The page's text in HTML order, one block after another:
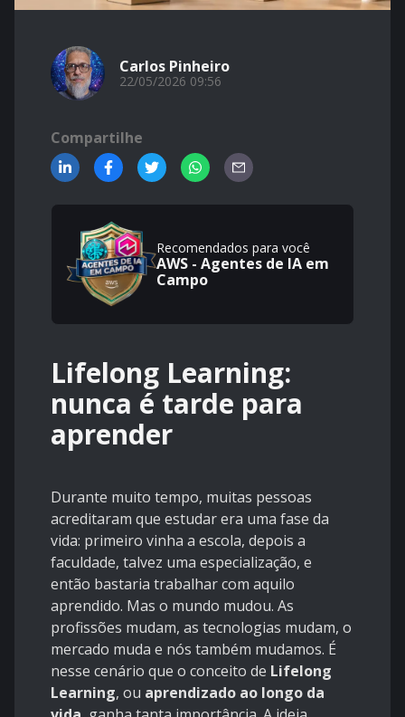
Carlos Pinheiro
22/05/2026 09:56
Compartilhe
Recomendados para você
AWS - Agentes de IA em
Campo
Lifelong Learning:
nunca é tarde para
aprender
Durante muito tempo, muitas pessoas
acreditaram que estudar era uma fase da
vida: primeiro vinha a escola, depois a
faculdade, talvez uma especialização, e
então bastaria trabalhar com aquilo
aprendido. Mas o mundo mudou. As
profissões mudam, as tecnologias mudam, o
mercado muda e nós também mudamos. É
nesse cenário que o conceito de Lifelong
Learning, ou aprendizado ao longo da